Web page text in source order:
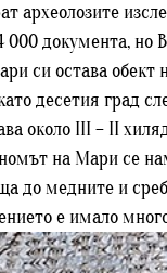
археолозите
документа, но
си остава обект
десетия град
около III – II
на Мари се
до медните и
е имало